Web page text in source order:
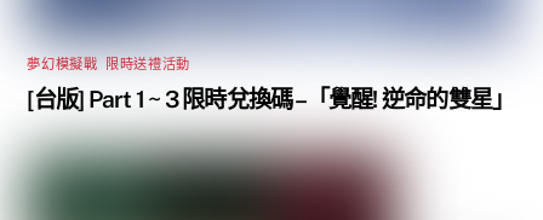
夢幻模擬戰 限時送禮活動
[台版] Part 1 ~ 3 限時兌換碼 –「覺醒! 逆命的雙星」